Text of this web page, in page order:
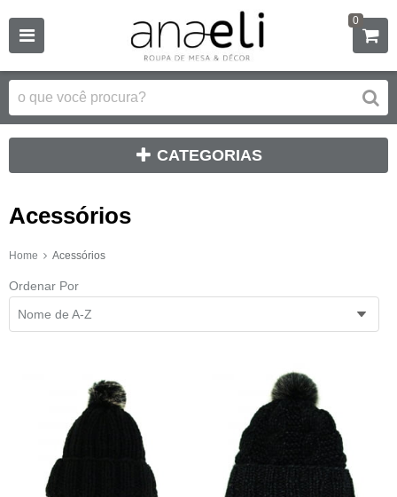
0
CATEGORIAS
Acessórios
Home Acessórios
Ordenar Por
Nome de A-Z